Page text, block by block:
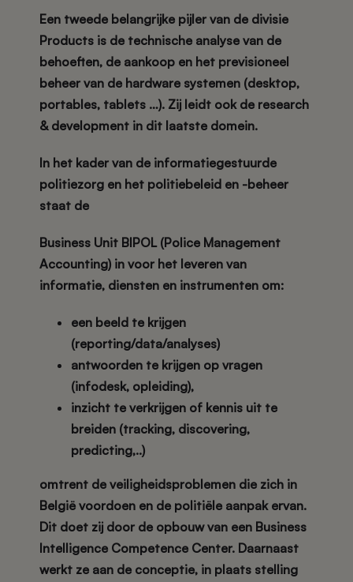
Een tweede belangrijke pijler van de divisie
Products is de technische analyse van de
behoeften, de aankoop en het previsioneel
beheer van de hardware systemen (desktop,
portables, tablets …). Zij leidt ook de research
& development in dit laatste domein.
In het kader van de informatiegestuurde
politiezorg en het politiebeleid en -beheer
staat de
Business Unit BIPOL (Police Management
Accounting) in voor het leveren van
informatie, diensten en instrumenten om:
een beeld te krijgen
(reporting/data/analyses)
antwoorden te krijgen op vragen
(infodesk, opleiding),
inzicht te verkrijgen of kennis uit te
breiden (tracking, discovering,
predicting,..)
omtrent de veiligheidsproblemen die zich in
België voordoen en de politiële aanpak ervan.
Dit doet zij door de opbouw van een Business
Intelligence Competence Center. Daarnaast
werkt ze aan de conceptie, in plaats stelling